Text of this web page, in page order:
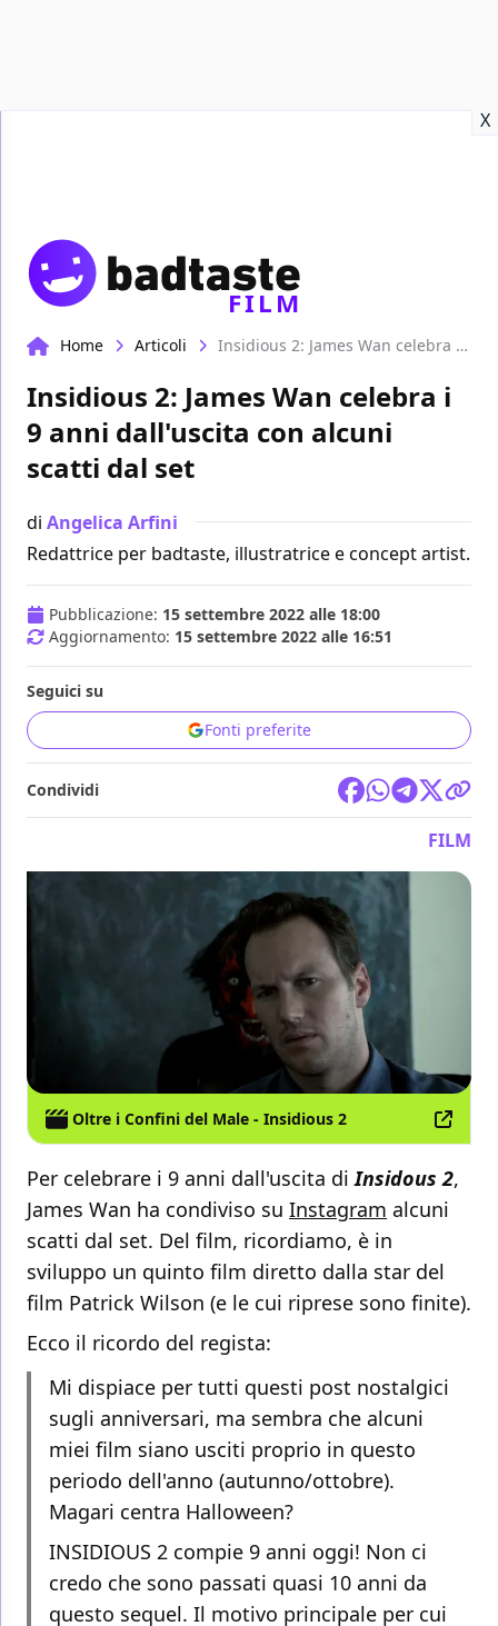
X
FILM
Home Articoli Insidious 2: James Wan celebra i 9 anni dall'uscita con alcuni scatti dal set
Insidious 2: James Wan celebra i
9 anni dall'uscita con alcuni
scatti dal set
di Angelica Arfini
Redattrice per badtaste, illustratrice e concept artist.
Pubblicazione: 15 settembre 2022 alle 18:00
Aggiornamento: 15 settembre 2022 alle 16:51
Seguici su
Fonti preferite
Condividi
FILM
Oltre i Confini del Male - Insidious 2
Per celebrare i 9 anni dall'uscita diInsidous 2,
James Wan ha condiviso su Instagram alcuni
scatti dal set. Del film, ricordiamo, è in
sviluppo un quinto film diretto dalla star del
film Patrick Wilson (e le cui riprese sono finite).
Ecco il ricordo del regista:
Mi dispiace per tutti questi post nostalgici
sugli anniversari, ma sembra che alcuni
miei film siano usciti proprio in questo
periodo dell'anno (autunno/ottobre).
Magari centra Halloween?
INSIDIOUS 2 compie 9 anni oggi! Non ci
credo che sono passati quasi 10 anni da
questo sequel. Il motivo principale per cui